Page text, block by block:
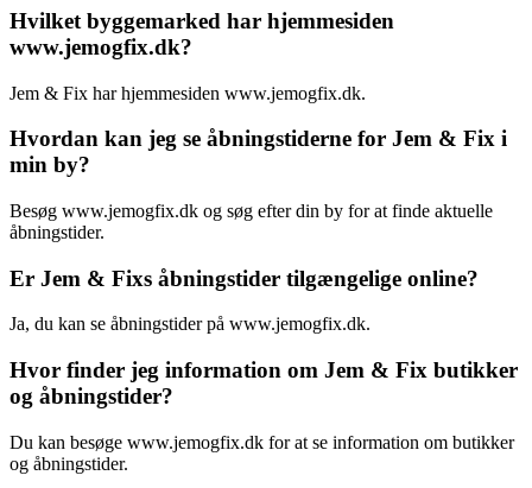
Hvilket byggemarked har hjemmesiden
www.jemogfix.dk?
Jem & Fix har hjemmesiden www.jemogfix.dk.
Hvordan kan jeg se åbningstiderne for Jem & Fix i
min by?
Besøg www.jemogfix.dk og søg efter din by for at finde aktuelle
åbningstider.
Er Jem & Fixs åbningstider tilgængelige online?
Ja, du kan se åbningstider på www.jemogfix.dk.
Hvor finder jeg information om Jem & Fix butikker
og åbningstider?
Du kan besøge www.jemogfix.dk for at se information om butikker
og åbningstider.